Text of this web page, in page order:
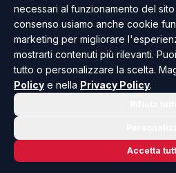
necessari al funzionamento del
consenso usiamo anche cookie
marketing per migliorare
mostrarti contenuti più rilevanti.
tutto o personalizzare la scelta.
Policy e nella Privacy Policy.
Accetta